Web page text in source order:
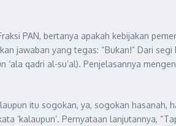
PAN, bertanya apakah kebijakan
jawaban yang tegas: “Bukan!” Dari
qadri al-su’al). Penjelasannya
itu sogokan, ya, sogokan hasanah,
‘kalaupun’. Pernyataan lanjutannya,